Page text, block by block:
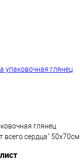
глянец
всего сердца" 50х70см